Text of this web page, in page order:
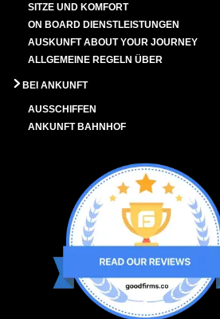
SITZE UND KOMFORT
ON BOARD DIENSTLEISTUNGEN
AUSKUNFT ABOUT YOUR JOURNEY
ALLGEMEINE REGELN ÜBER
BEI ANKUNFT
AUSSCHIFFEN
ANKUNFT BAHNHOF